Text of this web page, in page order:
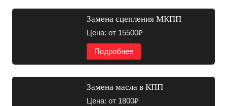
Замена сцепления МКПП
Цена: от 15500₽
Подробнее
Замена масла в КПП
Цена: от 1800₽